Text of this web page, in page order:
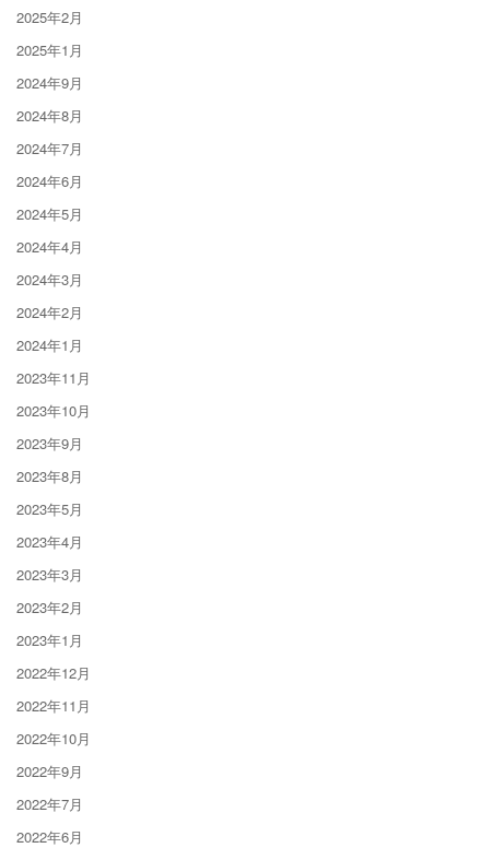
2025年2月
2025年1月
2024年9月
2024年8月
2024年7月
2024年6月
2024年5月
2024年4月
2024年3月
2024年2月
2024年1月
2023年11月
2023年10月
2023年9月
2023年8月
2023年5月
2023年4月
2023年3月
2023年2月
2023年1月
2022年12月
2022年11月
2022年10月
2022年9月
2022年7月
2022年6月